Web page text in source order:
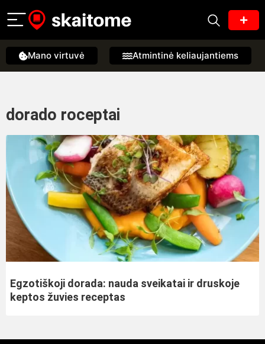
Mano virtuvė Atmintinė keliaujantiems
dorado roceptai
Egzotiškoji dorada: nauda sveikatai ir druskoje
keptos žuvies receptas